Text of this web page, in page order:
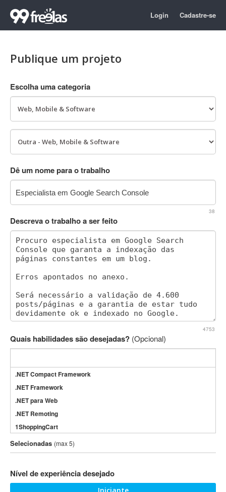
Login Cadastre-se
Publique um projeto
Escolha uma categoria
Dê um nome para o trabalho
38
Descreva o trabalho a ser feito
4753
Quais habilidades são desejadas? (Opcional)
.NET Compact Framework
.NET Framework
.NET para Web
.NET Remoting
1ShoppingCart
3DS Max
3GSM
802.11
Selecionadas (max 5)
Nível de experiência desejado